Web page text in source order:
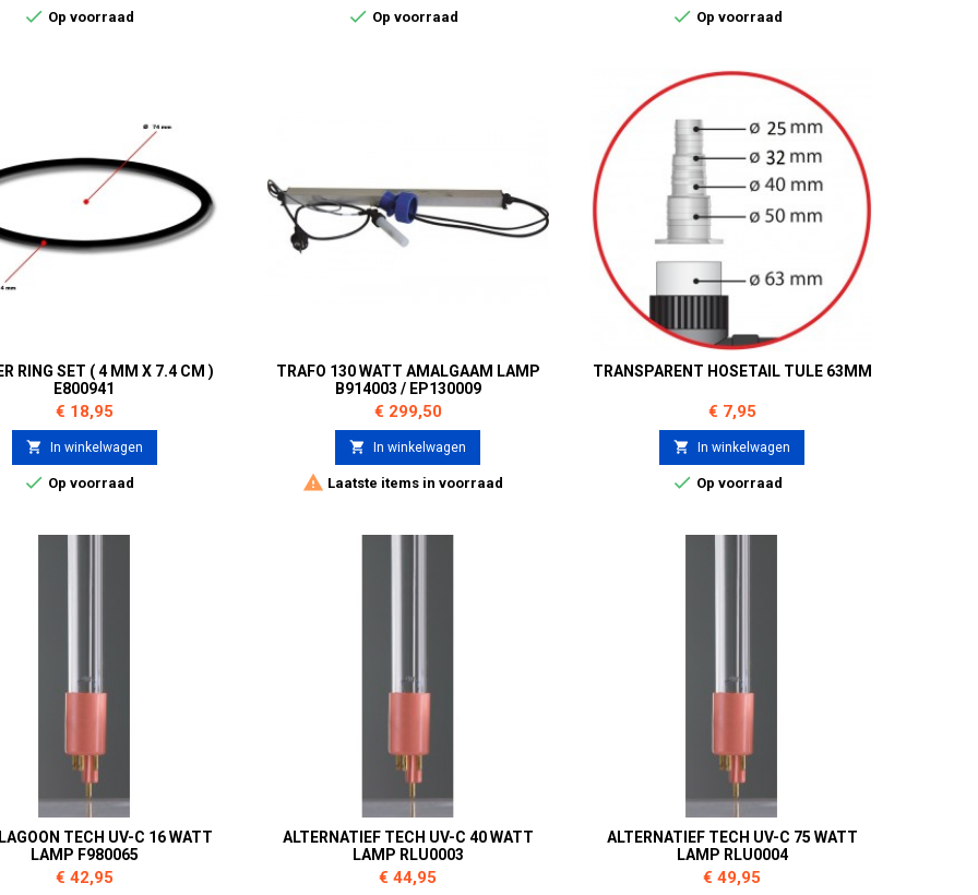
 Op voorraad  Op voorraad  Op voorraad
RING SET ( 4 MM X 7.4 CM )
E800941
Prijs
€ 18,95
 In winkelwagen
 Op voorraad
TRAFO 130 WATT AMALGAAM LAMP
В914003 / EP130009
Prijs
€ 299,50
 In winkelwagen
 Laatste items in voorraad
TRANSPARENT HOSETAIL TULE 63MM
Prijs
€ 7,95
 In winkelwagen
 Op voorraad
TECH UV-C 16 WATT
LAMP F980065
Prijs
€ 42,95
ALTERNATIEF TECH UV-C 40 WATT
LAMP RLU0003
Prijs
€ 44,95
ALTERNATIEF TECH UV-C 75 WATT
LAMP RLU0004
Prijs
€ 49,95